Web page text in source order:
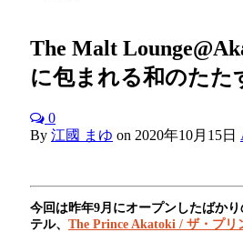
The Malt
に包まれる和のたた
0
By 江國 まゆ on 2020年10月15日
今回は昨年9月にオープンしたばか
テル、 The Prince Akatoki / ザ・プリ